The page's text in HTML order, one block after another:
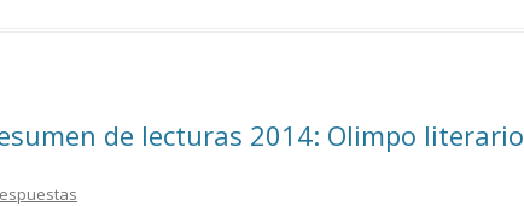
de lecturas 2014: Olimpo literario